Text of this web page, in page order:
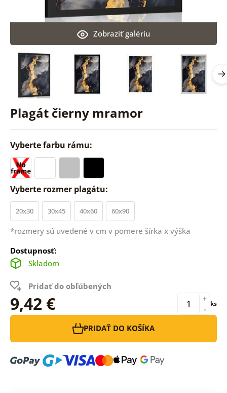
Plagát čierny mramor
Zobraziť galériu
Vyberte farbu rámu:
Vyberte rozmer plagátu:
20x30 30x45 40x60 60x90
*rozmery sú uvedené v cm v pomere šírka x výška
Dostupnosť:
Skladom
Pridať do obľúbených
9,42 € -
+ ks
PRIDAŤ DO KOŠÍKA